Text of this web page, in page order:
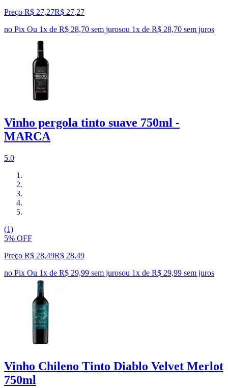
Preço R$ 27,27R$ 27,27
no Pix Ou 1x de R$ 28,70 sem jurosou 1x de R$ 28,70 sem juros
Vinho pergola tinto suave 750ml -
MARCA
5.0
(1)
5% OFF
Preço R$ 28,49R$ 28,49
no Pix Ou 1x de R$ 29,99 sem jurosou 1x de R$ 29,99 sem juros
Vinho Chileno Tinto Diablo Velvet Merlot
750ml